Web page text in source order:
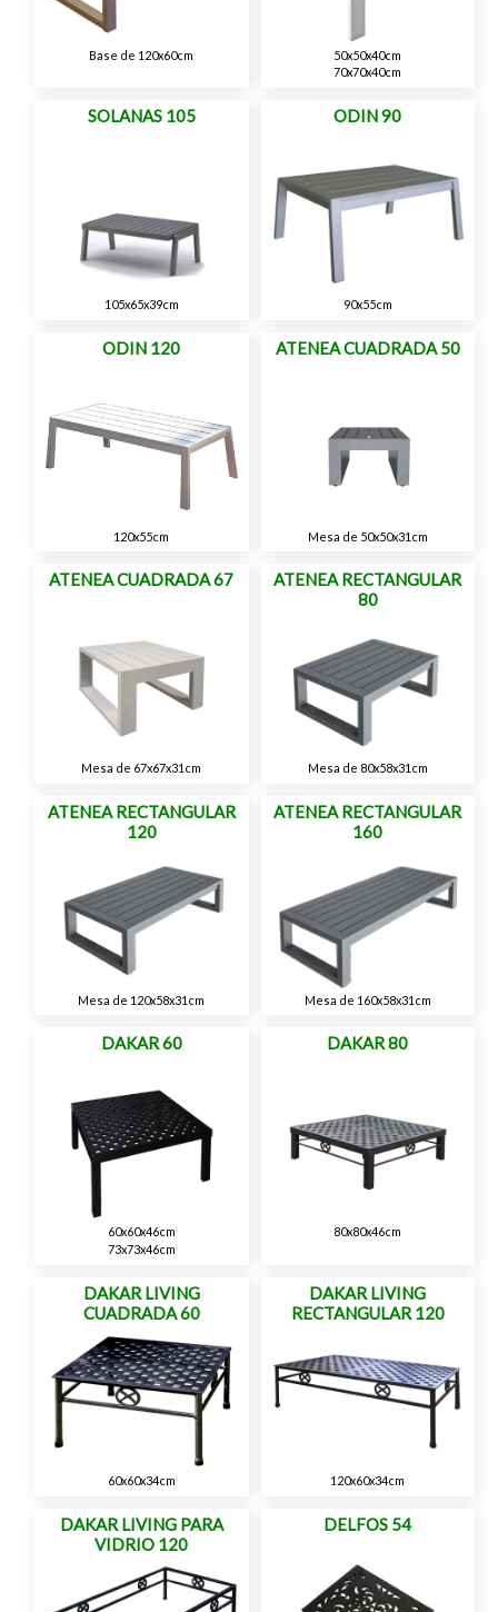
Base de 120x60cm
50x50x40cm
70x70x40cm
SOLANAS 105
105x65x39cm
ODIN 90
90x55cm
ODIN 120
120x55cm
ATENEA CUADRADA 50
Mesa de 50x50x31cm
ATENEA CUADRADA 67
Mesa de 67x67x31cm
ATENEA RECTANGULAR
80
Mesa de 80x58x31cm
ATENEA RECTANGULAR
120
Mesa de 120x58x31cm
ATENEA RECTANGULAR
160
Mesa de 160x58x31cm
DAKAR 60
60x60x46cm
73x73x46cm
DAKAR 80
80x80x46cm
DAKAR LIVING
CUADRADA 60
60x60x34cm
DAKAR LIVING
RECTANGULAR 120
120x60x34cm
DAKAR LIVING PARA
VIDRIO 120
DELFOS 54